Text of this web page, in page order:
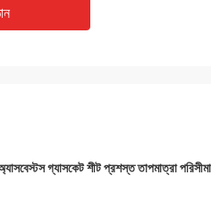
গ্যাসকেট শীট প্রশস্ত তাপমাত্রা পরিসীমা